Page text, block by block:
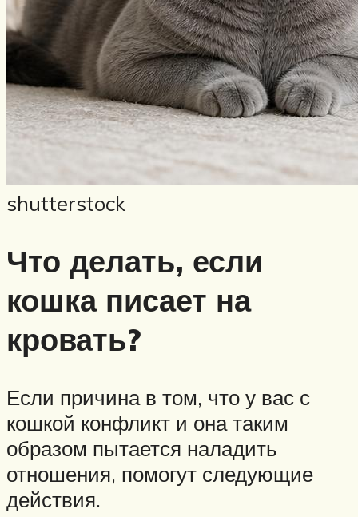
shutterstock
Что делать, если
кошка писает на
кровать?
Если причина в том, что у вас с
кошкой конфликт и она таким
образом пытается наладить
отношения, помогут следующие
действия.